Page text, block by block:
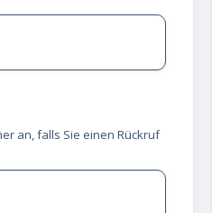
an, falls Sie einen Rückruf